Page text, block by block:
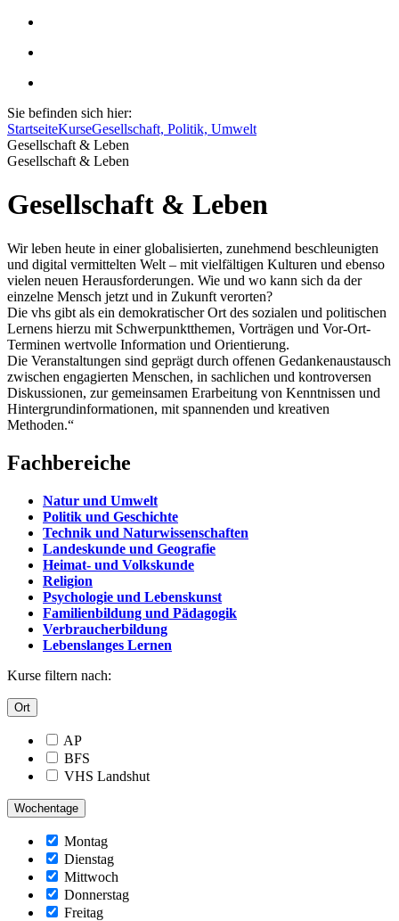
Sie befinden sich hier:
StartseiteKurseGesellschaft, Politik, Umwelt
Gesellschaft & Leben
Gesellschaft & Leben
Gesellschaft & Leben
Wir leben heute in einer globalisierten, zunehmend beschleunigten
und digital vermittelten Welt – mit vielfältigen Kulturen und ebenso
vielen neuen Herausforderungen. Wie und wo kann sich da der
einzelne Mensch jetzt und in Zukunft verorten?
Die vhs gibt als ein demokratischer Ort des sozialen und politischen
Lernens hierzu mit Schwerpunktthemen, Vorträgen und Vor-Ort-
Terminen wertvolle Information und Orientierung.
Die Veranstaltungen sind geprägt durch offenen Gedankenaustausch
zwischen engagierten Menschen, in sachlichen und kontroversen
Diskussionen, zur gemeinsamen Erarbeitung von Kenntnissen und
Hintergrundinformationen, mit spannenden und kreativen
Methoden.“
Fachbereiche
Natur und Umwelt
Politik und Geschichte
Technik und Naturwissenschaften
Landeskunde und Geografie
Heimat- und Volkskunde
Religion
Psychologie und Lebenskunst
Familienbildung und Pädagogik
Verbraucherbildung
Lebenslanges Lernen
Kurse filtern nach:
Ort
AP
BFS
VHS Landshut
Wochentage
Montag
Dienstag
Mittwoch
Donnerstag
Freitag